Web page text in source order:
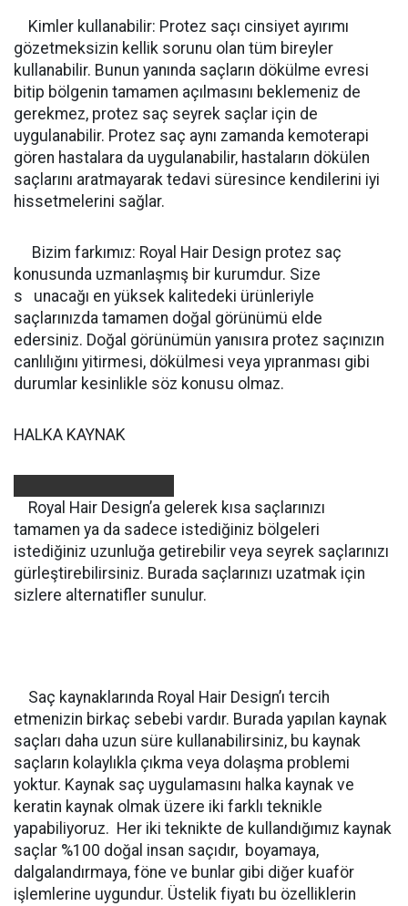
Kimler kullanabilir: Protez saçı cinsiyet ayırımı
gözetmeksizin kellik sorunu olan tüm bireyler
kullanabilir. Bunun yanında saçların dökülme evresi
bitip bölgenin tamamen açılmasını beklemeniz de
gerekmez, protez saç seyrek saçlar için de
uygulanabilir. Protez saç aynı zamanda kemoterapi
gören hastalara da uygulanabilir, hastaların dökülen
saçlarını aratmayarak tedavi süresince kendilerini iyi
hissetmelerini sağlar.
Bizim farkımız: Royal Hair Design protez saç
konusunda uzmanlaşmış bir kurumdur. Size
s unacağı en yüksek kalitedeki ürünleriyle
saçlarınızda tamamen doğal görünümü elde
edersiniz. Doğal görünümün yanısıra protez saçınızın
canlılığını yitirmesi, dökülmesi veya yıpranması gibi
durumlar kesinlikle söz konusu olmaz.
HALKA KAYNAK
Royal Hair Design’a gelerek kısa saçlarınızı
tamamen ya da sadece istediğiniz bölgeleri
istediğiniz uzunluğa getirebilir veya seyrek saçlarınızı
gürleştirebilirsiniz. Burada saçlarınızı uzatmak için
sizlere alternatifler sunulur.
Saç kaynaklarında Royal Hair Design’ı tercih
etmenizin birkaç sebebi vardır. Burada yapılan kaynak
saçları daha uzun süre kullanabilirsiniz, bu kaynak
saçların kolaylıkla çıkma veya dolaşma problemi
yoktur. Kaynak saç uygulamasını halka kaynak ve
keratin kaynak olmak üzere iki farklı teknikle
yapabiliyoruz. Her iki teknikte de kullandığımız kaynak
saçlar %100 doğal insan saçıdır, boyamaya,
dalgalandırmaya, föne ve bunlar gibi diğer kuaför
işlemlerine uygundur. Üstelik fiyatı bu özelliklerin